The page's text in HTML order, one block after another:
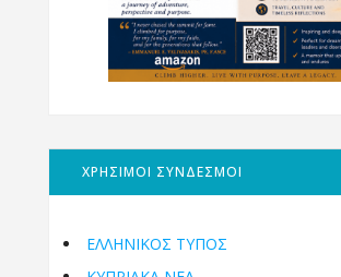
ΧΡΗΣΙΜΟΙ ΣΥΝΔΕΣΜΟΙ
ΕΛΛΗΝΙΚΟΣ ΤΥΠΟΣ